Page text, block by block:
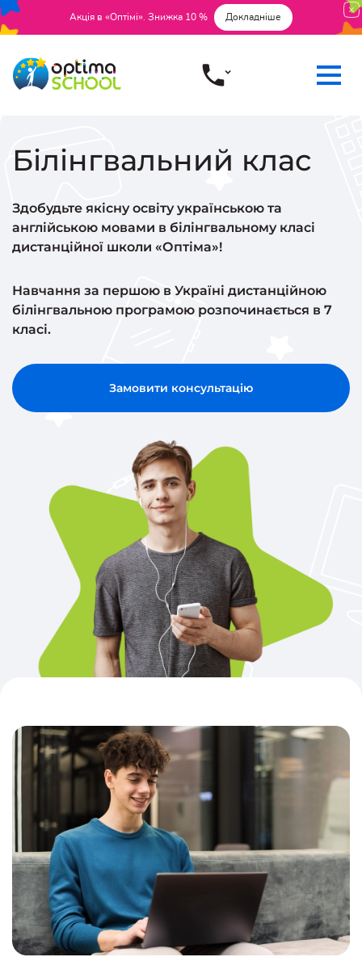
Акція в «Оптімі». Знижка 10 % Докладніше
Білінгвальний клас
Здобудьте якісну освіту українською та
англійською мовами в білінгвальному класі
дистанційної школи «Оптіма»!
Навчання за першою в Україні дистанційною
білінгвальною програмою розпочинається в 7
класі.
Замовити консультацію